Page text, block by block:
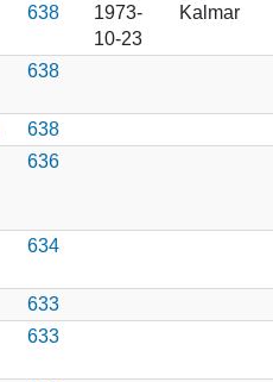
638
1973-
10-23
Kalmar
638
638
636
634
633
633